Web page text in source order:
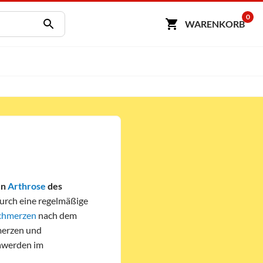
WARENKORB
0
Arthrose des
eine regelmäßige
nach dem
und
im